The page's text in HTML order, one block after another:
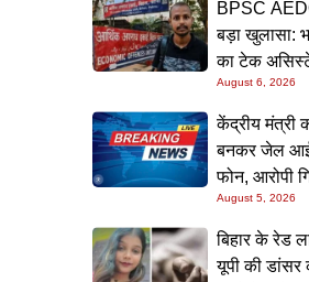
BPSC
बड़ा खुलासा:
का टेक
गिरफ्त में, पटना
पूछताछ
August 6, 2026
केंद्रीय मंत्री
बनकर जेल
फोन, आरोपी
August 5, 2026
बिहार के रेड
यूपी की डांसर